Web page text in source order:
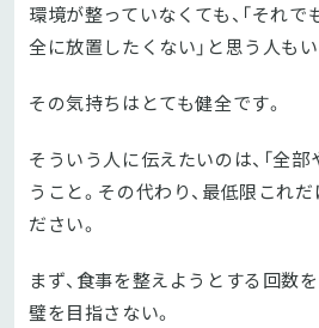
環境が整っていなくても、「それで
全に放置したくない」と思う人もい
その気持ちはとても健全です。
そういう人に伝えたいのは、「全
うこと。その代わり、最低限これ
ださい。
まず、食事を整えようとする回数
璧を目指さない。